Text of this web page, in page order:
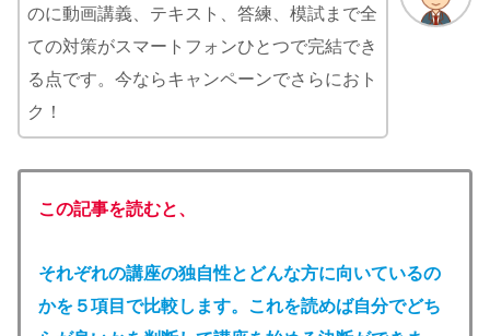
のに動画講義、テキスト、答練、模試まで全
ての対策がスマートフォンひとつで完結でき
る点です。今ならキャンペーンでさらにおト
ク！
この記事を読むと、
それぞれの講座の独自性とどんな方に向いているの
かを５項目で比較します。これを読めば自分でどち